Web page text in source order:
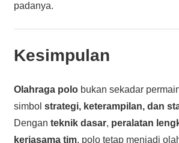
padanya.
Kesimpulan
Olahraga polobukan sekadar
simbol strategi, keterampilan, dan
Dengan teknik dasar, peralatan
kerjasama tim, polo tetap menjadi